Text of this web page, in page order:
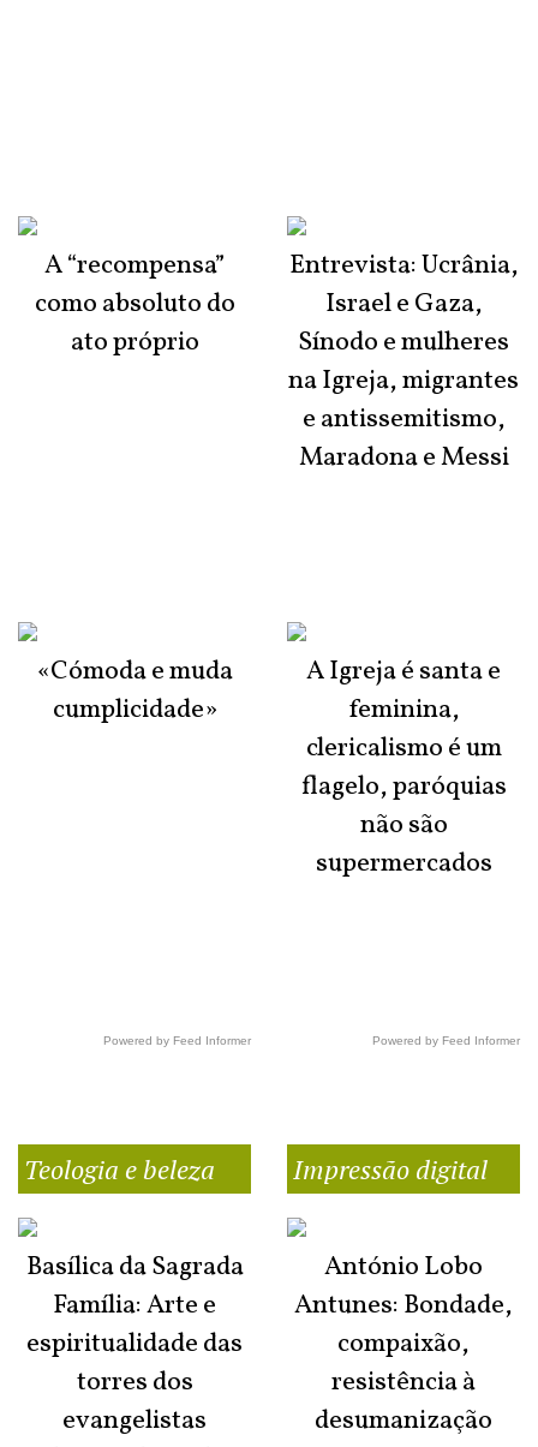
A “recompensa”
como absoluto do
ato próprio
«Cómoda e muda
cumplicidade»
Powered by Feed Informer
Entrevista: Ucrânia,
Israel e Gaza,
Sínodo e mulheres
na Igreja, migrantes
e antissemitismo,
Maradona e Messi
A Igreja é santa e
feminina,
clericalismo é um
flagelo, paróquias
não são
supermercados
Powered by Feed Informer
Teologia e beleza
Basílica da Sagrada
Família: Arte e
espiritualidade das
torres dos
evangelistas
Impressão digital
António Lobo
Antunes: Bondade,
compaixão,
resistência à
desumanização